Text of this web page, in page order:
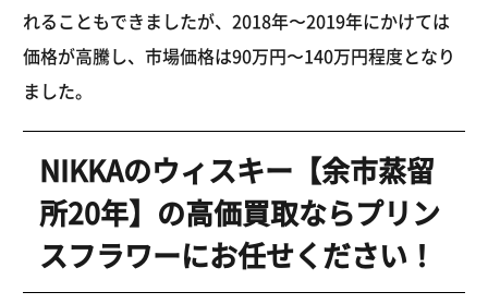
れることもできましたが、2018年〜2019年にかけては
価格が高騰し、市場価格は90万円〜140万円程度となり
ました。
NIKKAのウィスキー【余市蒸留
所20年】の高価買取ならプリン
スフラワーにお任せください！